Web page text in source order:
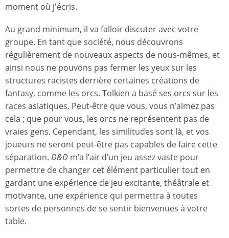
moment où j'écris.
Au grand minimum, il va falloir discuter avec votre
groupe. En tant que société, nous découvrons
régulièrement de nouveaux aspects de nous-mêmes, et
ainsi nous ne pouvons pas fermer les yeux sur les
structures racistes derrière certaines créations de
fantasy, comme les orcs. Tolkien a basé ses orcs sur les
races asiatiques. Peut-être que vous, vous n’aimez pas
cela ; que pour vous, les orcs ne représentent pas de
vraies gens. Cependant, les similitudes sont là, et vos
joueurs ne seront peut-être pas capables de faire cette
séparation. D&D m’a l’air d’un jeu assez vaste pour
permettre de changer cet élément particulier tout en
gardant une expérience de jeu excitante, théâtrale et
motivante, une expérience qui permettra à toutes
sortes de personnes de se sentir bienvenues à votre
table.